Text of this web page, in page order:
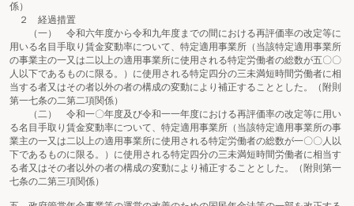
係）
２ 経過措置
（一） 令和六年度から令和九年度までの間における再評価率の改定等に
用いる名目手取り賃金変動率について、特定適用事業所（当該特定適用事業所
の事業主の一又は二以上の適用事業所に使用される特定労働者の総数が五〇〇
人以下であるものに限る。）に使用される特定四分の三未満短時間労働者に相
当する者又はその者以外の者の構成の変動により補正することとした。（附則
第一七条の二第二項関係）
（二） 令和一〇年度及び令和一一年度における再評価率の改定等に用い
る名目手取り賃金変動率について、特定適用事業所（当該特定適用事業所の事
業主の一又は二以上の適用事業所に使用される特定労働者の総数が一〇〇人以
下であるものに限る。）に使用される特定四分の三未満短時間労働者に相当す
る者又はその者以外の者の構成の変動により補正することとした。（附則第一
七条の二第三項関係）